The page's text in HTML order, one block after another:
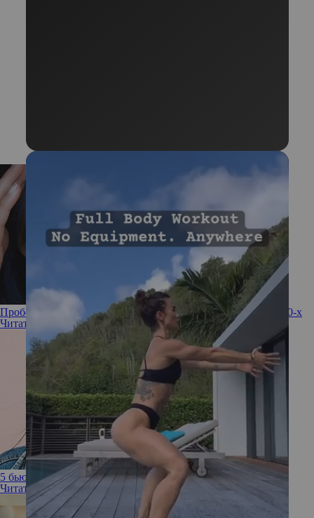
Пробелы на брови: разбираем тренд, который вернулся из 90-х
Читать полностью
5 бьюти-трендов из 2000-х, которые снова актуальны
Читать полностью